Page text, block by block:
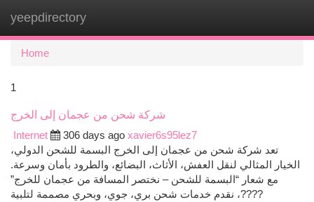
yeepdirectory
Home
1
شركة شحن من عجمان إلى الخرج
Internet
306 days ago xavier6s95lez7
تعد شركة شحن من عجمان إلى الخرج البسمة للشحن الدولي،
الخيار المثالي لنقل العفش، الأثاث، البضائع، والطرود بأمان وسرعة.
مع شعار “البسمة للشحن – نختصر المسافة من عجمان للخرج”
????، نقدم خدمات شحن بري، جوي، وبحري مصممة لتلبية